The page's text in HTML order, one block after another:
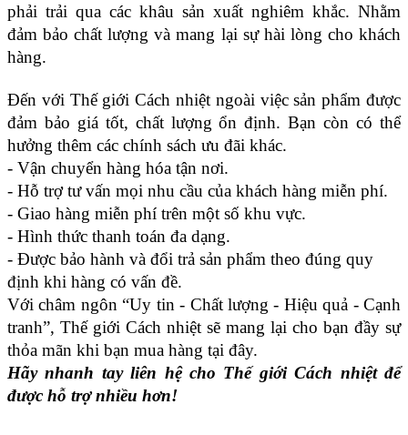
phải trải qua các khâu sản xuất nghiêm khắc. Nhằm
đảm bảo chất lượng và mang lại sự hài lòng cho khách
hàng.
Đến với Thế giới Cách nhiệt ngoài việc sản phẩm được
đảm bảo giá tốt, chất lượng ổn định. Bạn còn có thể
hưởng thêm các chính sách ưu đãi khác.
- Vận chuyển hàng hóa tận nơi.
- Hỗ trợ tư vấn mọi nhu cầu của khách hàng miễn phí.
- Giao hàng miễn phí trên một số khu vực.
- Hình thức thanh toán đa dạng.
- Được bảo hành và đổi trả sản phẩm theo đúng quy
định khi hàng có vấn đề.
Với châm ngôn “Uy tin - Chất lượng - Hiệu quả - Cạnh
tranh”, Thế giới Cách nhiệt sẽ mang lại cho bạn đầy sự
thỏa mãn khi bạn mua hàng tại đây.
Hãy nhanh tay liên hệ cho Thế giới Cách nhiệt để
được hỗ trợ nhiều hơn!